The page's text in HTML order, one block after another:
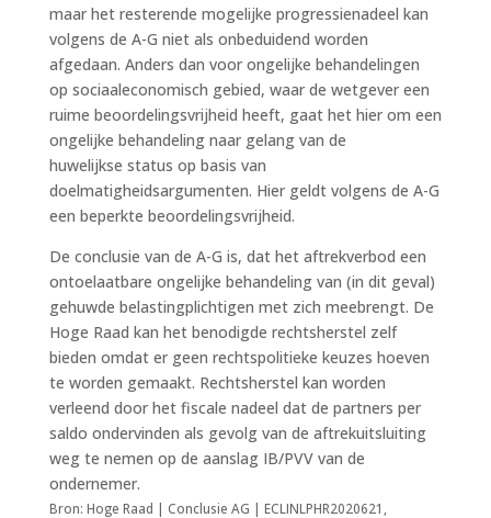
maar het resterende mogelijke progressienadeel kan
volgens de A-G niet als onbeduidend worden
afgedaan. Anders dan voor ongelijke behandelingen
op sociaaleconomisch gebied, waar de wetgever een
ruime beoordelingsvrijheid heeft, gaat het hier om een
ongelijke behandeling naar gelang van de
huwelijkse status op basis van
doelmatigheidsargumenten. Hier geldt volgens de A-G
een beperkte beoordelingsvrijheid.
De conclusie van de A-G is, dat het aftrekverbod een
ontoelaatbare ongelijke behandeling van (in dit geval)
gehuwde belastingplichtigen met zich meebrengt. De
Hoge Raad kan het benodigde rechtsherstel zelf
bieden omdat er geen rechtspolitieke keuzes hoeven
te worden gemaakt. Rechtsherstel kan worden
verleend door het fiscale nadeel dat de partners per
saldo ondervinden als gevolg van de aftrekuitsluiting
weg te nemen op de aanslag IB/PVV van de
ondernemer.
Bron: Hoge Raad | Conclusie AG | ECLINLPHR2020621,